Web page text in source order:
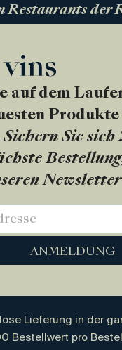
Restaurants der
auf dem
Produkte
Sichern Sie
ANMELDUNG
Lieferung in der
Bestellwert pro